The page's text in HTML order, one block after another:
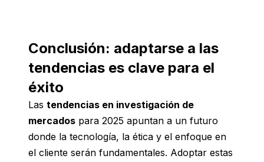
Conclusión: adaptarse a las
tendencias es clave para el
éxito
Las tendencias en investigación de
mercados para 2025 apuntan a un futuro
donde la tecnología, la ética y el enfoque en
el cliente serán fundamentales. Adoptar estas